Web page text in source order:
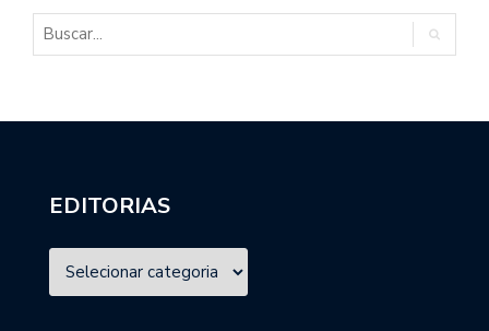
EDITORIAS